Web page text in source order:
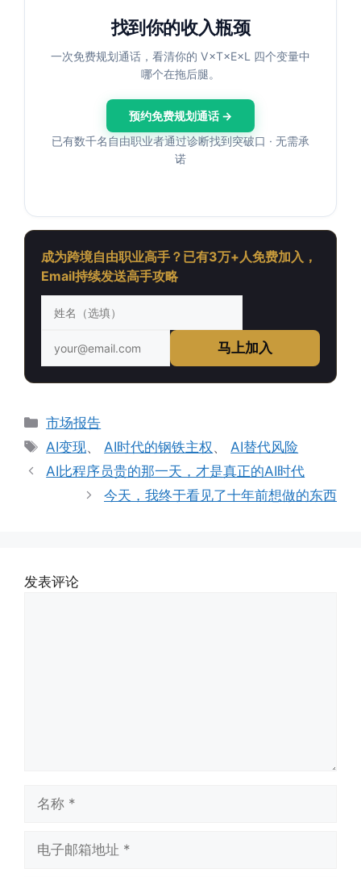
找到你的收入瓶颈
一次免费规划通话，看清你的 V×T×E×L 四个变量中
哪个在拖后腿。
预约免费规划通话 →
已有数千名自由职业者通过诊断找到突破口 · 无需承
诺
成为跨境自由职业高手？已有3万+人免费加入，
Email持续发送高手攻略
马上加入
分
类
市场报告
标
签
AI变现、 AI时代的钢铁主权 、 AI替代风险
AI比程序员贵的那一天，才是真正的AI时代
今天，我终于看见了十年前想做的东西
发表评论